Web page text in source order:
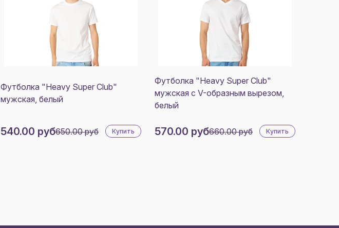
Футболка "Heavy Super Club"
мужская, белый
540.00 руб650.00 руб Купить
Футболка "Heavy Super Club"
мужская с V-образным вырезом,
белый
570.00 руб660.00 руб Купить